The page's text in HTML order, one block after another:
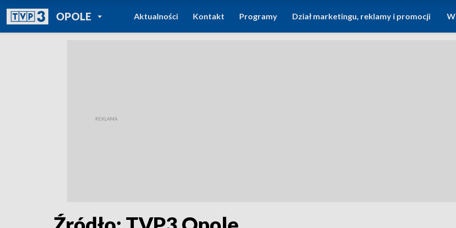
OPOLEPOWRÓT DO
TVP REGIONY
Aktualności Kontakt Programy Dział marketingu, reklamy i promocji